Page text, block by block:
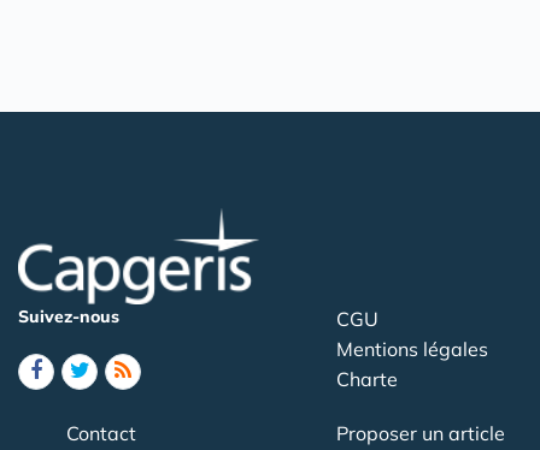
Suivez-nous
CGU
Mentions légales
Charte
Contact
Proposer un article